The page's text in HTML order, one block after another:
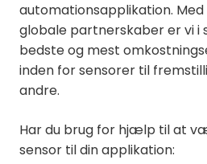
automationsapplikation.
globale partnerskaber er vi i
bedste og mest
inden for sensorer til
andre.
Har du brug for hjælp til at
sensor til din applikation: